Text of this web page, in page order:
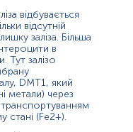
Ця втрата
виявлення та
залізо в
і немає
заліза,
в результаті
відбувається
відсутній
заліза. Більша
в
Тут залізо
DMT1, який
метали) через
стані (Fe2+).